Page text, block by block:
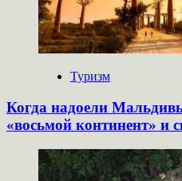
Туризм
Когда надоели
«восьмой континент» и